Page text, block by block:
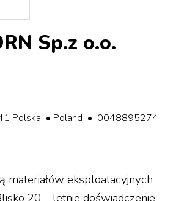
Sp.z o.o.
Polska • Poland • 0048895274
materiałów eksploatacyjnych
20 – letnie doświadczenie